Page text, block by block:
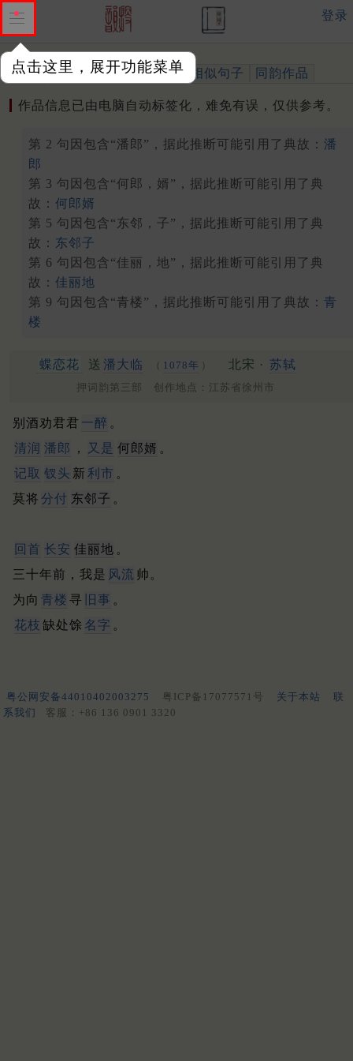
点击这里，展开功能菜单
登录
作品 标注四声 出处、引用 相似句子 同韵作品
作品信息已由电脑自动标签化，难免有误，仅供参考。
第 2 句因包含“潘郎”，据此推断可能引用了典故： 潘
郎
第 3 句因包含“何郎，婿”，据此推断可能引用了典
故： 何郎婿
第 5 句因包含“东邻，子”，据此推断可能引用了典
故： 东邻子
第 6 句因包含“佳丽，地”，据此推断可能引用了典
故： 佳丽地
第 9 句因包含“青楼”，据此推断可能引用了典故： 青
楼
蝶恋花 送 潘大临 （ 1078年 ） 北宋 · 苏轼
押词韵第三部 创作地点：江苏省徐州市
别酒劝君君 一醉 。
清润 潘郎 ， 又是 何郎婿 。
记取 钗头 新 利市 。
莫将 分付 东邻子 。
回首 长安 佳丽地 。
三十年前，我是 风流 帅。
为向 青楼 寻 旧事 。
花枝 缺处馀 名字 。
粤公网安备44010402003275 粤ICP备17077571号 关于本站
联
系我们
客服：+86 136 0901 3320